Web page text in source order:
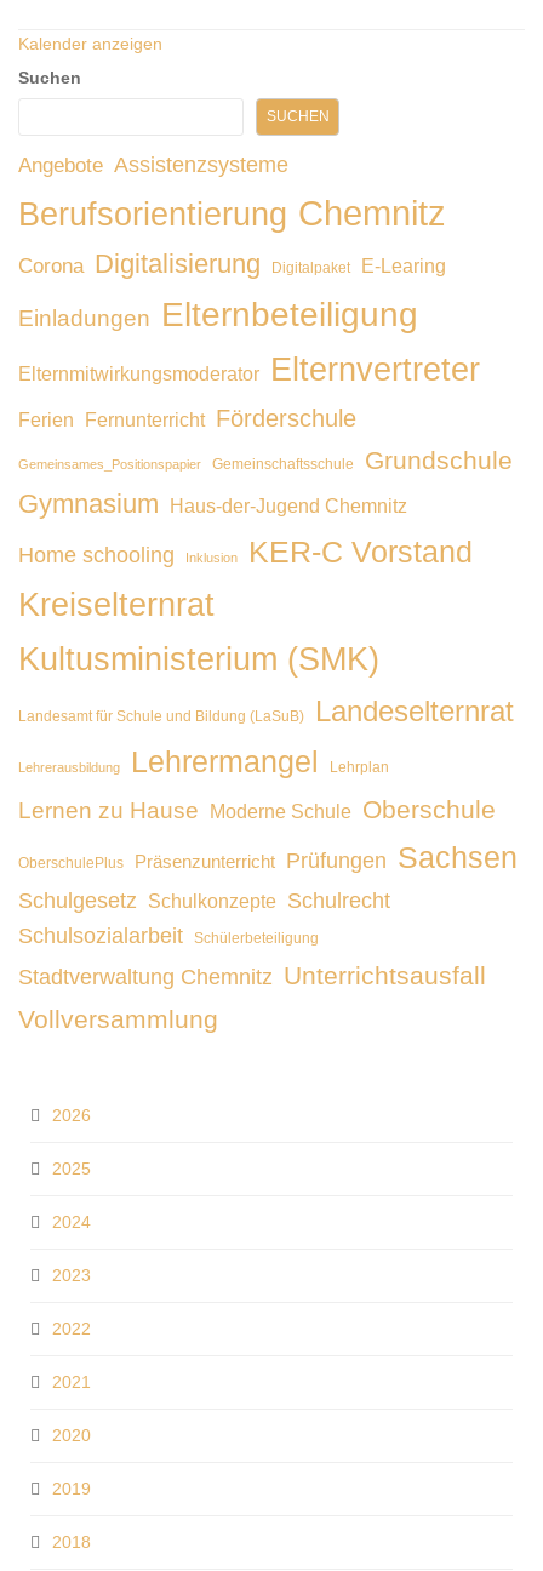
Kalender anzeigen
Suchen
SUCHEN
Angebote Assistenzsysteme
Berufsorientierung Chemnitz
Corona Digitalisierung Digitalpaket E-Learing
Einladungen Elternbeteiligung
Elternmitwirkungsmoderator Elternvertreter
Ferien Fernunterricht Förderschule
Gemeinsames_Positionspapier Gemeinschaftsschule Grundschule
Gymnasium Haus-der-Jugend Chemnitz
Home schooling Inklusion KER-C Vorstand
Kreiselternrat
Kultusministerium (SMK)
Landesamt für Schule und Bildung (LaSuB) Landeselternrat
Lehrerausbildung Lehrermangel Lehrplan
Lernen zu Hause Moderne Schule Oberschule
OberschulePlus Präsenzunterricht Prüfungen Sachsen
Schulgesetz Schulkonzepte Schulrecht
Schulsozialarbeit
Schülerbeteiligung
Stadtverwaltung Chemnitz Unterrichtsausfall
Vollversammlung
2026
2025
2024
2023
2022
2021
2020
2019
2018